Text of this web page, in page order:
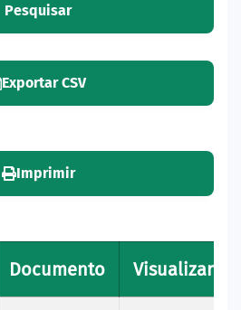
Pesquisar
Exportar CSV
Imprimir
Documento Visualizar